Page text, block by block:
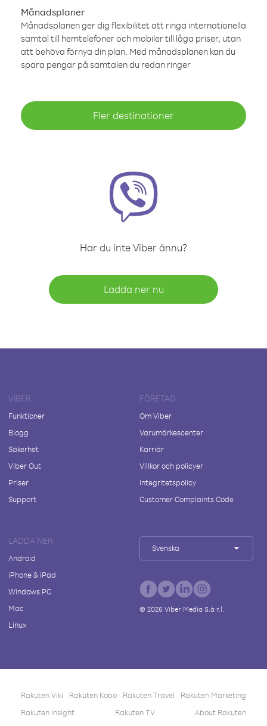
Månadsplaner
Månadsplanen ger dig flexibilitet att ringa internationella
samtal till hemtelefoner och mobiler till låga priser, utan
att behöva förnya din plan. Med månadsplanen kan du
spara pengar på samtalen du redan ringer
Fler destinationer
Har du inte Viber ännu?
Ladda ner nu
VIBER
Funktioner
Blogg
Säkerhet
Viber Out
Priser
Support
FÖRETAG
Om Viber
Varumärkescenter
Karriär
Villkor och policyer
Integritetspolicy
Customer Complaints Code
LADDA NER
Android
iPhone & iPad
Windows PC
Mac
Linux
Svenska
© 2026Viber Media S.à r.l.
Rakuten Viki Rakuten Kobo Rakuten Travel
Rakuten Marketing
Rakuten Insight
Rakuten TV About Rakuten